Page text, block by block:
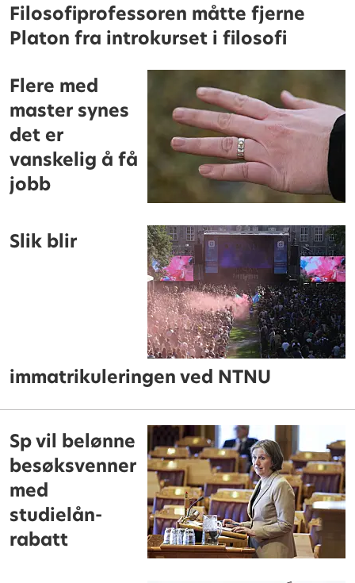
Filosofiprofessoren måtte fjerne
Platon fra introkurset i filosofi
Flere med
master synes
det er
vanskelig å få
jobb
Slik blir
immatrikuleringen ved NTNU
Sp vil belønne
besøksvenner
med
studielån-
rabatt